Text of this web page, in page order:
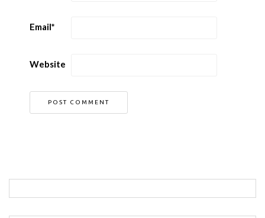
Email*
Website